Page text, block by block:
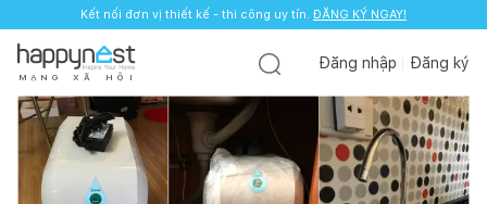
Kết nối đơn vị thiết kế - thi công uy tín. ĐĂNG KÝ NGAY!
M Ạ N G X Ã H Ộ I
Đăng nhập Đăng ký